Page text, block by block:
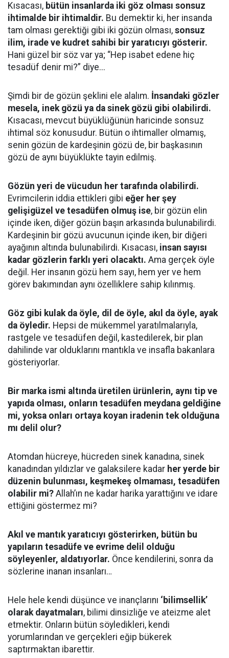
Kısacası, bütün insanlarda iki göz olması sonsuz
ihtimalde bir ihtimaldir. Bu demektir ki, her insanda
tam olması gerektiği gibi iki gözün olması, sonsuz
ilim, irade ve kudret sahibi bir yaratıcıyı gösterir.
Hani güzel bir söz var ya; “Hep isabet edene hiç
tesadüf denir mi?” diye...
Şimdi bir de gözün şeklini ele alalım. İnsandaki gözler
mesela, inek gözü ya da sinek gözü gibi olabilirdi.
Kısacası, mevcut büyüklüğünün haricinde sonsuz
ihtimal söz konusudur. Bütün o ihtimaller olmamış,
senin gözün de kardeşinin gözü de, bir başkasının
gözü de aynı büyüklükte tayin edilmiş.
Gözün yeri de vücudun her tarafında olabilirdi.
Evrimcilerin iddia ettikleri gibi eğer her şey
gelişigüzel ve tesadüfen olmuş ise, bir gözün elin
içinde iken, diğer gözün başın arkasında bulunabilirdi.
Kardeşinin bir gözü avucunun içinde iken, bir diğeri
ayağının altında bulunabilirdi. Kısacası, insan sayısı
kadar gözlerin farklı yeri olacaktı. Ama gerçek öyle
değil. Her insanın gözü hem sayı, hem yer ve hem
görev bakımından aynı özelliklere sahip kılınmış.
Göz gibi kulak da öyle, dil de öyle, akıl da öyle, ayak
da öyledir. Hepsi de mükemmel yaratılmalarıyla,
rastgele ve tesadüfen değil, kastedilerek, bir plan
dahilinde var olduklarını mantıkla ve insafla bakanlara
gösteriyorlar.
Bir marka ismi altında üretilen ürünlerin, aynı tip ve
yapıda olması, onların tesadüfen meydana geldiğine
mi, yoksa onları ortaya koyan iradenin tek olduğuna
mı delil olur?
Atomdan hücreye, hücreden sinek kanadına, sinek
kanadından yıldızlar ve galaksilere kadar her yerde bir
düzenin bulunması, keşmekeş olmaması, tesadüfen
olabilir mi? Allah’ın ne kadar harika yarattığını ve idare
ettiğini göstermez mi?
Akıl ve mantık yaratıcıyı gösterirken, bütün bu
yapıların tesadüfe ve evrime delil olduğu
söyleyenler, aldatıyorlar. Önce kendilerini, sonra da
sözlerine inanan insanları…
Hele hele kendi düşünce ve inançlarını ‘bilimsellik’
olarak dayatmaları, bilimi dinsizliğe ve ateizme alet
etmektir. Onların bütün söyledikleri, kendi
yorumlarından ve gerçekleri eğip bükerek
saptırmaktan ibarettir.